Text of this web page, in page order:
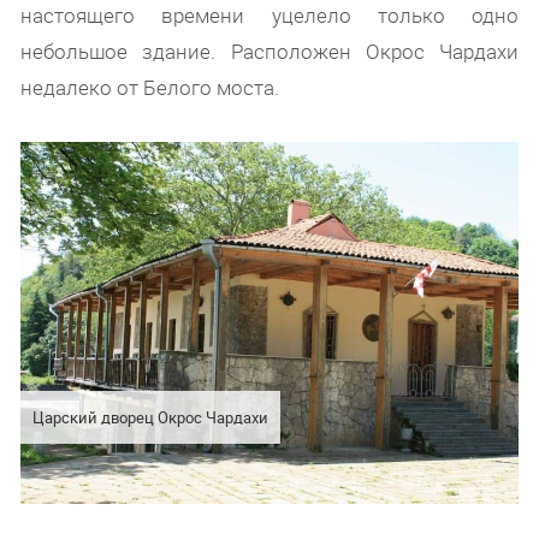
настоящего времени уцелело только одно
небольшое здание. Расположен Окрос Чардахи
недалеко от Белого моста.
Царский дворец Окрос Чардахи